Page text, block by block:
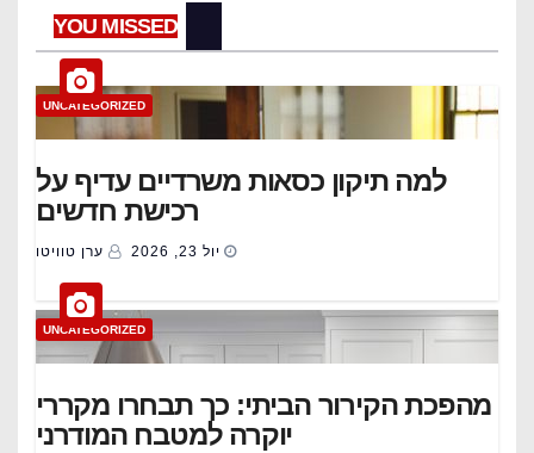
YOU MISSED
UNCATEGORIZED
למה תיקון כסאות משרדיים עדיף על
רכישת חדשים
יול 23, 2026 ערן טוויטו
UNCATEGORIZED
מהפכת הקירור הביתי: כך תבחרו מקררי
יוקרה למטבח המודרני